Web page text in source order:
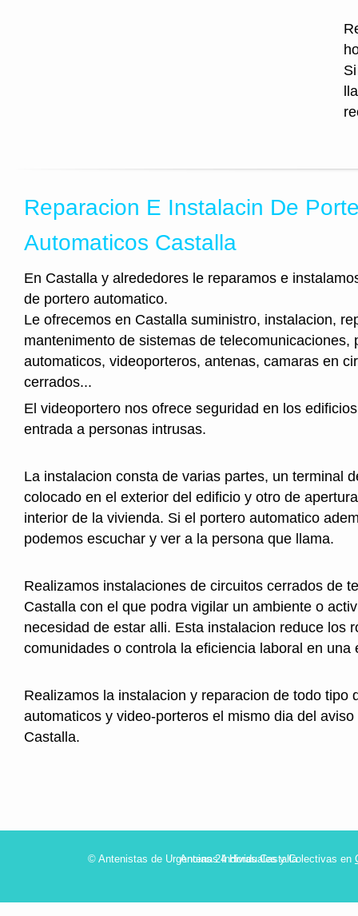
Reparacion E Instalacin De
Automaticos Castalla
En Castalla y alrededores le reparamos e
de portero automatico.
Le ofrecemos en Castalla suministro, instalacion,
mantenimento de sistemas de telecomunicaciones,
automaticos, videoporteros, antenas, camaras en
cerrados...
El videoportero nos ofrece seguridad en los
entrada a personas intrusas.
La instalacion consta de varias partes, un terminal
colocado en el exterior del edificio y otro de
interior de la vivienda. Si el portero automatico
podemos escuchar y ver a la persona que llama.
Realizamos instalaciones de circuitos cerrados de
Castalla con el que podra vigilar un ambiente o
necesidad de estar alli. Esta instalacion reduce los
comunidades o controla la eficiencia laboral en una
Realizamos la instalacion y reparacion de todo tipo
automaticos y video-porteros el mismo dia del aviso
Castalla.
© Antenistas de Urgencias 24 Horas Castalla
Antenas Individuales y Colectivas en